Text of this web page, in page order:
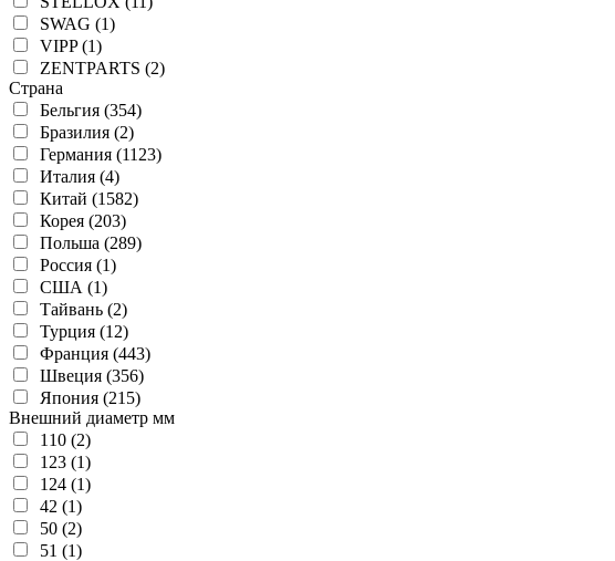
SWAG (1)
VIPP (1)
ZENTPARTS (2)
Страна
Бельгия (354)
Бразилия (2)
Германия (1123)
Италия (4)
Китай (1582)
Корея (203)
Польша (289)
Россия (1)
США (1)
Тайвань (2)
Турция (12)
Франция (443)
Швеция (356)
Япония (215)
Внешний диаметр мм
110 (2)
123 (1)
124 (1)
42 (1)
50 (2)
51 (1)